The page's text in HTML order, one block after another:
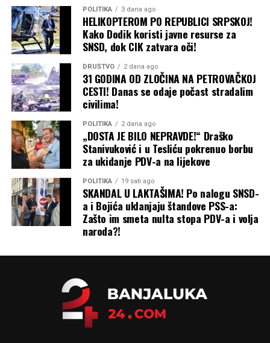
POLITIKA 3 dana ago
HELIKOPTEROM PO REPUBLICI SRPSKOJ!
Kako Dodik koristi javne resurse za
SNSD, dok CIK zatvara oči!
DRUŠTVO 2 dana ago
31 GODINA OD ZLOČINA NA PETROVAČKOJ
CESTI! Danas se odaje počast stradalim
civilima!
POLITIKA 2 dana ago
„DOSTA JE BILO NEPRAVDE!“ Draško
Stanivuković i u Tesliću pokrenuo borbu
za ukidanje PDV-a na lijekove
POLITIKA 19 sati ago
SKANDAL U LAKTAŠIMA! Po nalogu SNSD-
a i Bojića uklanjaju štandove PSS-a:
Zašto im smeta nulta stopa PDV-a i volja
naroda?!